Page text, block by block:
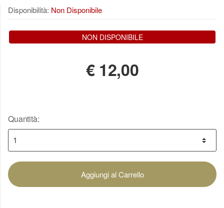
Disponibilità: Non Disponibile
NON DISPONIBILE
€ 12,00
Quantità:
Aggiungi al Carrello